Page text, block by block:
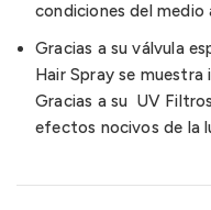
condiciones del medio
Gracias a su válvula
Hair Spray se
Gracias a su UV
efectos nocivos de la